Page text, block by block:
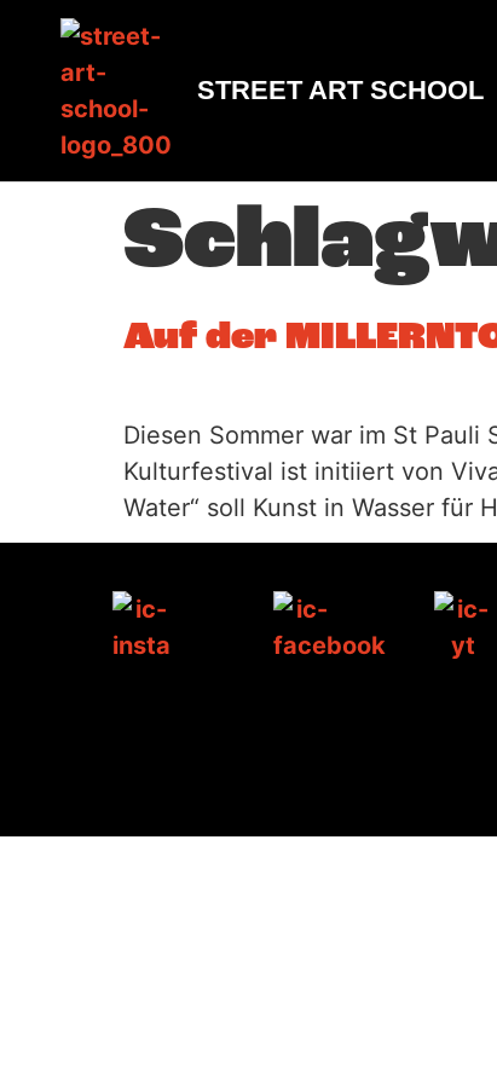
springen
STREET ART SCHOOL
Auf der
Diesen Sommer war im St
Kulturfestival ist initiiert von
Water“ soll Kunst in Wasser